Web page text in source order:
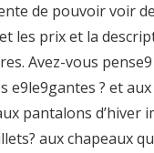
de pouvoir voir
les prix et la
Avez-vous
e9le9gantes ? et
pantalons d’hiver
aux chapeaux